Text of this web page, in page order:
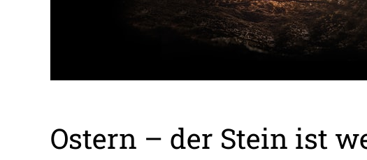
Ostern – der Stein ist